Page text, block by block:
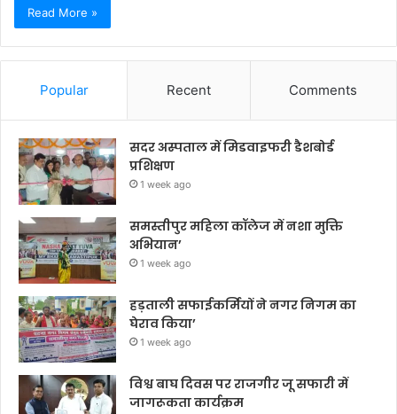
Read More »
Popular Recent Comments
सदर अस्पताल में मिडवाइफरी डैशबोर्ड
प्रशिक्षण
1 week ago
समस्तीपुर महिला कॉलेज में नशा मुक्ति
अभियान’
1 week ago
हड़ताली सफाईकर्मियों ने नगर निगम का
घेराव किया’
1 week ago
विश्व बाघ दिवस पर राजगीर जू सफारी में
जागरूकता कार्यक्रम